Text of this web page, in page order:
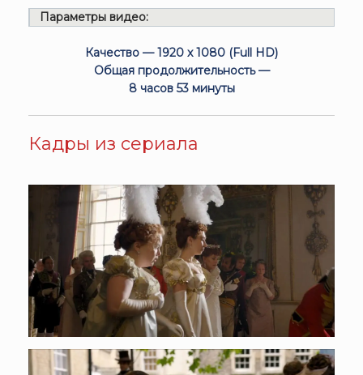
Параметры видео:
Качество — 1920 x 1080 (Full HD)
Общая продолжительность —
8 часов 53 минуты
Кадры из сериала